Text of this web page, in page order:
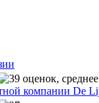
компании De